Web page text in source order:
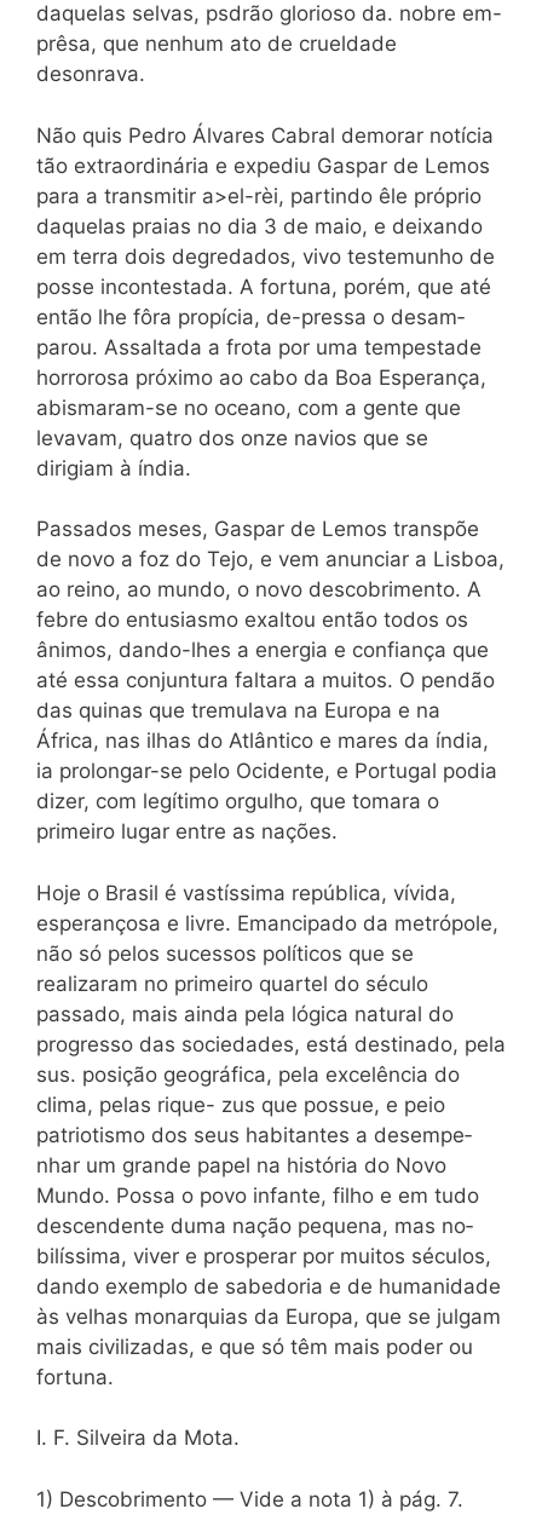
daquelas selvas, psdrão glorioso da. nobre em-
prêsa, que nenhum ato de crueldade
desonrava.
Não quis Pedro Álvares Cabral demorar notícia
tão extraordi­nária e expediu Gaspar de Lemos
para a transmitir a>el-rèi, par­tindo êle próprio
daquelas praias no dia 3 de maio, e deixando
em terra dois degredados, vivo testemunho de
posse incontestada. A fortuna, porém, que até
então lhe fôra propícia, de-pressa o desam­
parou. Assaltada a frota por uma tempestade
horrorosa próximo ao cabo da Boa Esperança,
abismaram-se no oceano, com a gente que
levavam, quatro dos onze navios que se
dirigiam à índia.
Passados meses, Gaspar de Lemos transpõe
de novo a foz do Tejo, e vem anunciar a Lisboa,
ao reino, ao mundo, o novo desco­brimento. A
febre do entusiasmo exaltou então todos os
ânimos, dando-lhes a energia e confiança que
até essa conjuntura faltara a muitos. O pendão
das quinas que tremulava na Europa e na
África, nas ilhas do Atlântico e mares da índia,
ia prolongar-se pelo Ocidente, e Portugal podia
dizer, com legítimo orgulho, que tomara o
primeiro lugar entre as nações.
Hoje o Brasil é vastíssima república, vívida,
esperançosa e li­vre. Emancipado da metrópole,
não só pelos sucessos políticos que se
realizaram no primeiro quartel do século
passado, mais ain­da pela lógica natural do
progresso das sociedades, está destinado, pela
sus. posição geográfica, pela excelência do
clima, pelas rique- zus que possue, e peio
patriotismo dos seus habitantes a desempe­
nhar um grande papel na história do Novo
Mundo. Possa o povo infante, filho e em tudo
descendente duma nação pequena, mas no­
bilíssima, viver e prosperar por muitos séculos,
dando exemplo de sabedoria e de humanidade
às velhas monarquias da Europa, que se julgam
mais civilizadas, e que só têm mais poder ou
fortuna.
I. F. Silveira da Mota.
1) Descobrimento — Vide a nota 1) à pág. 7.